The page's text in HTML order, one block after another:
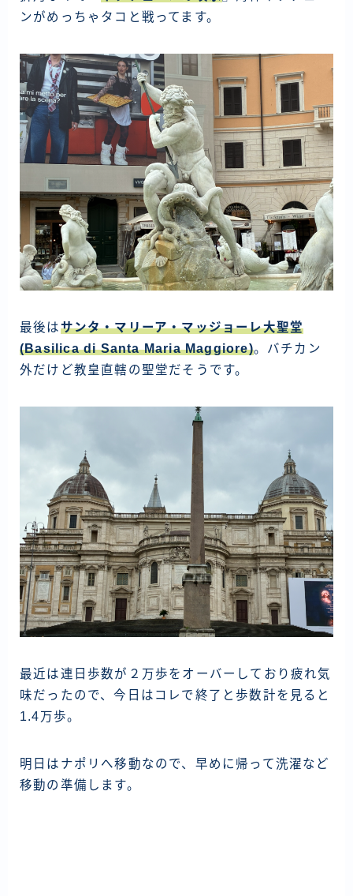
ンがめっちゃタコと戦ってます。
最後はサンタ・マリーア・マッジョーレ大聖堂
(Basilica di Santa Maria Maggiore)。バチカン
外だけど教皇直轄の聖堂だそうです。
最近は連日歩数が２万歩をオーバーしており疲れ気
味だったので、今日はコレで終了と歩数計を見ると
1.4万歩。
明日はナポリへ移動なので、早めに帰って洗濯など
移動の準備します。